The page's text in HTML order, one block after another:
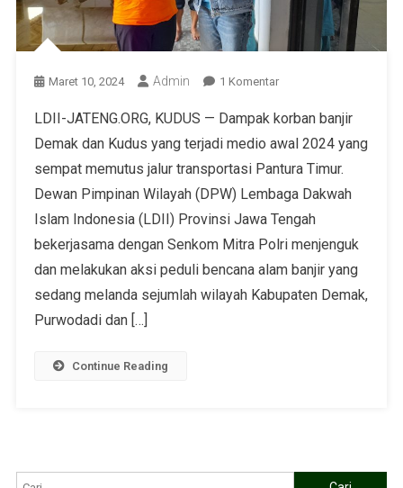
Maret 10, 2024 Admin 1 Komentar
LDII-JATENG.ORG, KUDUS — Dampak korban banjir
Demak dan Kudus yang terjadi medio awal 2024 yang
sempat memutus jalur transportasi Pantura Timur.
Dewan Pimpinan Wilayah (DPW) Lembaga Dakwah
Islam Indonesia (LDII) Provinsi Jawa Tengah
bekerjasama dengan Senkom Mitra Polri menjenguk
dan melakukan aksi peduli bencana alam banjir yang
sedang melanda sejumlah wilayah Kabupaten Demak,
Purwodadi dan […]
Continue Reading